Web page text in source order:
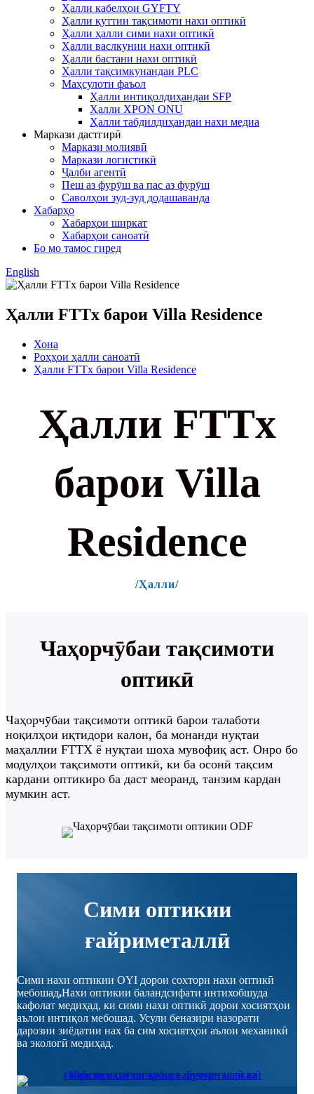
Ҳалли кабелҳои GYFTY
Ҳалли қуттии тақсимоти нахи оптикӣ
Ҳалли ҳалли сими нахи оптикӣ
Ҳалли васлкунии нахи оптикӣ
Ҳалли бастани нахи оптикӣ
Ҳалли тақсимкунандаи PLC
Маҳсулоти фаъол
Ҳалли интиқолдиҳандаи SFP
Ҳалли XPON ONU
Ҳалли табдилдиҳандаи нахи медиа
Маркази дастгирӣ
Маркази молиявӣ
Маркази логистикӣ
Ҷалби агентӣ
Пеш аз фурӯш ва пас аз фурӯш
Саволҳои зуд-зуд додашаванда
Хабарҳо
Хабарҳои ширкат
Хабарҳои саноатӣ
Бо мо тамос гиред
English
Ҳалли FTTx барои Villa Residence
Хона
Роҳҳои ҳалли саноатӣ
Ҳалли FTTx барои Villa Residence
Ҳалли FTTx
барои Villa
Residence
/Ҳалли/
Чаҳорчӯбаи тақсимоти
оптикӣ
Чаҳорчӯбаи тақсимоти оптикӣ барои талаботи
ноқилҳои иқтидори калон, ба монанди нуқтаи
маҳаллии FTTX ё нуқтаи шоха мувофиқ аст. Онро бо
модулҳои тақсимоти оптикӣ, ки ба осонӣ тақсим
кардани оптикиро ба даст меоранд, танзим кардан
мумкин аст.
Сими оптикии
ғайриметаллӣ
Сими нахи оптикии OYI дорои сохтори нахи оптикӣ
мебошад,Нахи оптикии баландсифати интихобшуда
кафолат медиҳад, ки сими нахи оптикӣ дорои хосиятҳои
аълои интиқол мебошад. Усули беназири назорати
дарозии зиёдатии нах ба сим хосиятҳои аълои механикӣ
ва экологӣ медиҳад.